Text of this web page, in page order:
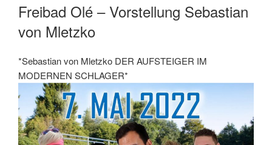
Freibad Olé – Vorstellung Sebastian
von Mletzko
*Sebastian von Mletzko DER AUFSTEIGER IM
MODERNEN SCHLAGER*